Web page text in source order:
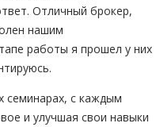
Отличный брокер,
нашим
работы я прошел у них
семинарах, с каждым
и улучшая свои навыки